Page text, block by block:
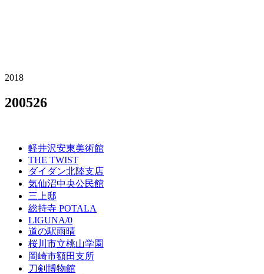
2018
200526
軽井沢安東美術館
THE TWIST
ダイダン北陸支店
気仙沼中央公民館
三上邸
総持寺 POTALA
LIGUNA/0
道の駅雨晴
桜川市立桃山学園
岡崎市額田支所
刀剣博物館